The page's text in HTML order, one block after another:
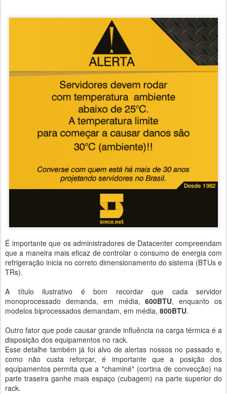
É importante que os administradores de Datacenter compreendam
que a maneira mais eficaz de controlar o consumo de energia com
refrigeração inicia no correto dimensionamento do sistema (BTUs e
TRs).
A título ilustrativo é bom recordar que cada servidor
monoprocessado demanda, em média,600BTU, enquanto os
modelos biprocessados demandam, em média, 800BTU.
Outro fator que pode causar grande influência na carga térmica é a
disposição dos equipamentos no rack.
Esse detalhe também já foi alvo de alertas nossos no passado e,
como não custa reforçar, é importante que a posição dos
equipamentos permita que a "chaminé" (cortina de convecção) na
parte traseira ganhe mais espaço (cubagem) na parte superior do
rack.